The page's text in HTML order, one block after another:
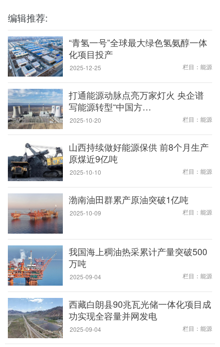
编辑推荐:
“青氢一号”全球最大绿色氢氨醇一体
化项目投产
2025-12-25 栏目：能源
打通能源动脉点亮万家灯火 央企谱
写能源转型“中国方…
2025-10-20 栏目：能源
山西持续做好能源保供 前8个月生产
原煤近9亿吨
2025-10-10 栏目：能源
渤南油田群累产原油突破1亿吨
2025-10-09 栏目：能源
我国海上稠油热采累计产量突破500
万吨
2025-09-04 栏目：能源
西藏白朗县90兆瓦光储一体化项目成
功实现全容量并网发电
2025-09-04 栏目：能源